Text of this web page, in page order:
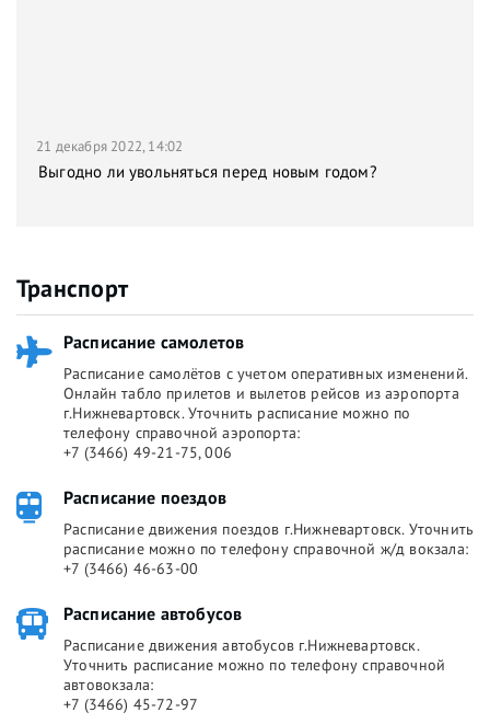
21 декабря 2022, 14:02
Выгодно ли увольняться перед новым годом?
Транспорт
Расписание самолетов
Расписание самолётов с учетом оперативных изменений.
Онлайн табло прилетов и вылетов рейсов из аэропорта
г.Нижневартовск. Уточнить расписание можно по
телефону справочной аэропорта:
+7 (3466) 49-21-75, 006
Расписание поездов
Расписание движения поездов г.Нижневартовск. Уточнить
расписание можно по телефону справочной ж/д вокзала:
+7 (3466) 46-63-00
Расписание автобусов
Расписание движения автобусов г.Нижневартовск.
Уточнить расписание можно по телефону справочной
автовокзала:
+7 (3466) 45-72-97